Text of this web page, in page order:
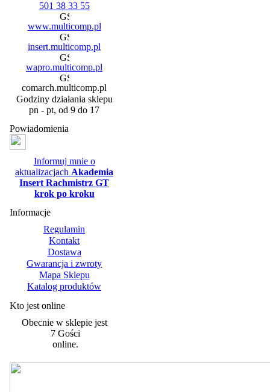
501 38 33 55
www.multicomp.pl
insert.multicomp.pl
wapro.multicomp.pl
comarch.multicomp.pl
Godziny działania sklepu
pn - pt, od 9 do 17
Powiadomienia
Informuj mnie o
aktualizacjach Akademia
Insert Rachmistrz GT
krok po kroku
Informacje
Regulamin
Kontakt
Dostawa
Gwarancja i zwroty
Mapa Sklepu
Katalog produktów
Kto jest online
Obecnie w sklepie jest
7 Gości
online.